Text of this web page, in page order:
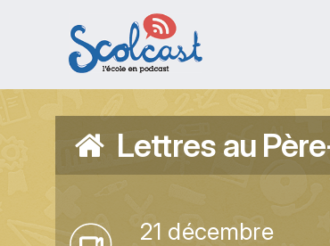
Aller au contenu principal
Lettres au
21 décembre